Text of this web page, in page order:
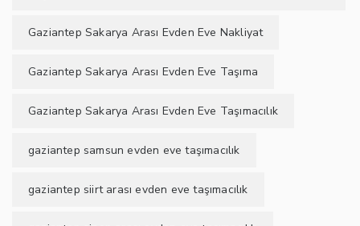
Gaziantep Sakarya Arası Evden Eve Nakliyat
Gaziantep Sakarya Arası Evden Eve Taşıma
Gaziantep Sakarya Arası Evden Eve Taşımacılık
gaziantep samsun evden eve taşımacılık
gaziantep siirt arası evden eve taşımacılık